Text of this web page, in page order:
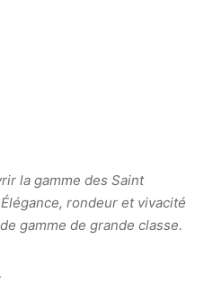
la gamme des Saint
rondeur et vivacité
gamme de grande classe.